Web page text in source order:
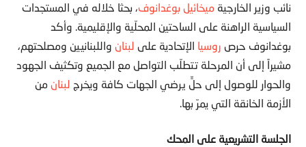
نائب وزير الخارجيةميخائيل بوغدانوف، بحثا خلاله في المستجدات
السياسية الراهنة على الساحتين المحلّية والإقليمية. وأكد
بوغدانوف حرص روسيا الإتحادية على لبنان واللبنانيين ومصلحتهم،
مشيراً إلى أن المرحلة تتطلّب التواصل مع الجميع وتكثيف الجهود
والحوار للوصول إلى حلٍّ يرضي الجهات كافة ويخرج لبنان من
الأزمة الخانقة التي يمرّ بها.
الجلسة التشريعية على المحك